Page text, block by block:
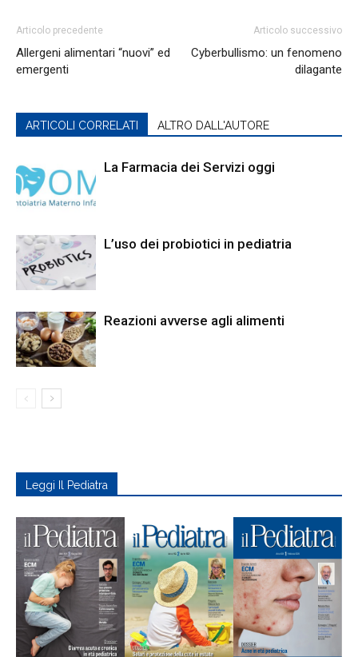
Articolo precedente
Allergeni alimentari “nuovi” ed
emergenti
Articolo successivo
Cyberbullismo: un fenomeno
dilagante
ARTICOLI CORRELATI ALTRO DALL'AUTORE
La Farmacia dei Servizi oggi
L’uso dei probiotici in pediatria
Reazioni avverse agli alimenti
Leggi Il Pediatra